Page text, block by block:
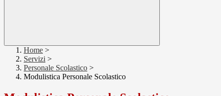
Home >
Servizi >
Personale Scolastico >
Modulistica Personale Scolastico